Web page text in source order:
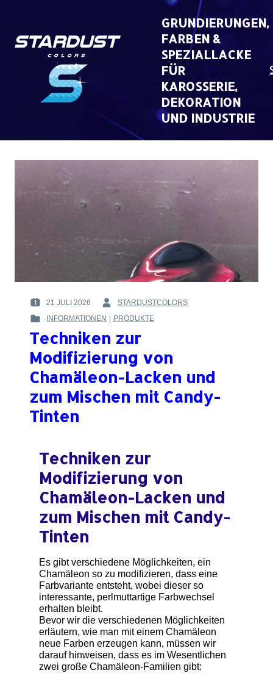
GRUNDIERUNGEN,
FARBEN &
SPEZIALLACKE
FÜR
KAROSSERIE,
DEKORATION
UND INDUSTRIE
POSTED
ON
21 JULI 2026
BY
:
STARDUSTCOLORS
POSTED
IN
INFORMATIONEN | PRODUKTE
Techniken zur
Modifizierung von
Chamäleon-Lacken und
zum Mischen mit Candy-
Tinten
Techniken zur
Modifizierung von
Chamäleon-Lacken und
zum Mischen mit Candy-
Tinten
Es gibt verschiedene Möglichkeiten, ein
Chamäleon so zu modifizieren, dass eine
Farbvariante entsteht, wobei dieser so
interessante, perlmuttartige Farbwechsel
erhalten bleibt.
Bevor wir die verschiedenen Möglichkeiten
erläutern, wie man mit einem Chamäleon
neue Farben erzeugen kann, müssen wir
darauf hinweisen, dass es im Wesentlichen
zwei große Chamäleon-Familien gibt: